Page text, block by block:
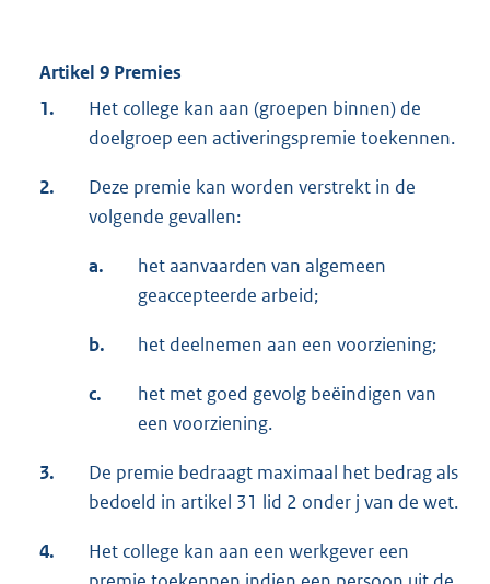
Artikel 9 Premies
1.
Het college kan aan (groepen binnen) de
doelgroep een activeringspremie toekennen.
2.
Deze premie kan worden verstrekt in de
volgende gevallen:
a.
het aanvaarden van algemeen
geaccepteerde arbeid;
b. het deelnemen aan een voorziening;
c.
het met goed gevolg beëindigen van
een voorziening.
3.
De premie bedraagt maximaal het bedrag als
bedoeld in artikel 31 lid 2 onder j van de wet.
4.
Het college kan aan een werkgever een